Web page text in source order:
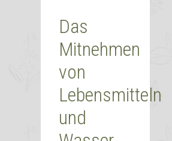
Das
Mitnehmen
von
Lebensmitteln
und